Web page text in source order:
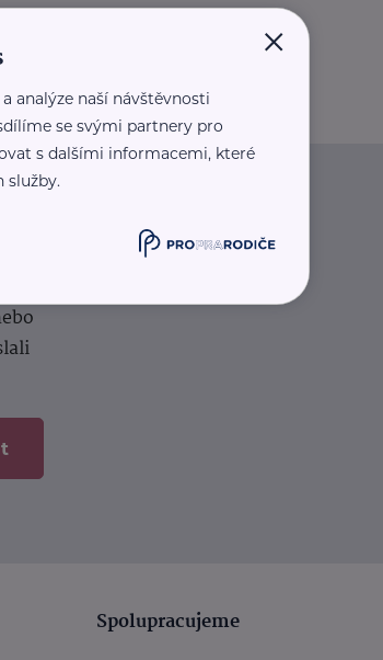
Spolupracujeme
×
analýze naší návštěvnosti
se svými partnery pro
s dalšími informacemi, které
služby.